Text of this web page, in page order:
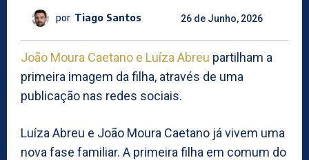
por Tiago Santos 26 de Junho, 2026
João Moura Caetano e Luíza Abreu partilham a
primeira imagem da filha, através de uma
publicação nas redes sociais.
Luíza Abreu e João Moura Caetano já vivem uma
nova fase familiar. A primeira filha em comum do